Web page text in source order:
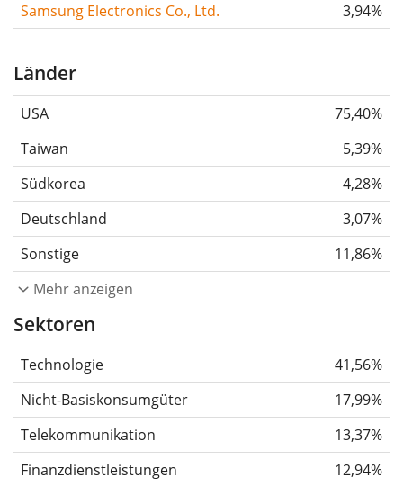
Samsung Electronics Co., Ltd.
3,94%
Länder
USA
75,40%
Taiwan
5,39%
Südkorea
4,28%
Deutschland
3,07%
Sonstige
11,86%
Mehr anzeigen
Sektoren
Technologie
41,56%
Nicht-Basiskonsumgüter
17,99%
Telekommunikation
13,37%
Finanzdienstleistungen
12,94%